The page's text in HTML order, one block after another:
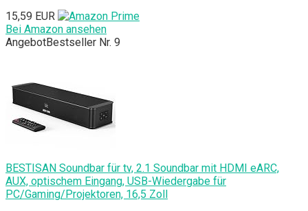
15,59 EUR
Bei Amazon ansehen
AngebotBestseller Nr. 9
BESTISAN Soundbar für tv, 2.1 Soundbar mit HDMI eARC,
AUX, optischem Eingang, USB-Wiedergabe für
PC/Gaming/Projektoren, 16,5 Zoll